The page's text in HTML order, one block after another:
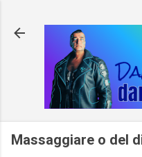
Massaggiare o del